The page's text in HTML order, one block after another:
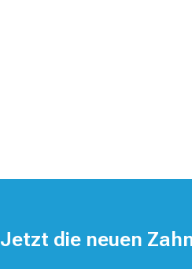
Jetzt die neuen